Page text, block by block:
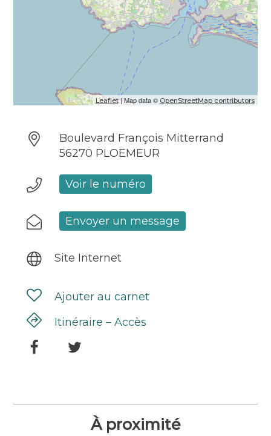
Leaflet| Map data © OpenStreetMap contributors
Boulevard François Mitterrand
56270 PLOEMEUR
Voir le numéro
Envoyer un message
Site Internet
Ajouter au carnet
Itinéraire – Accès
À proximité